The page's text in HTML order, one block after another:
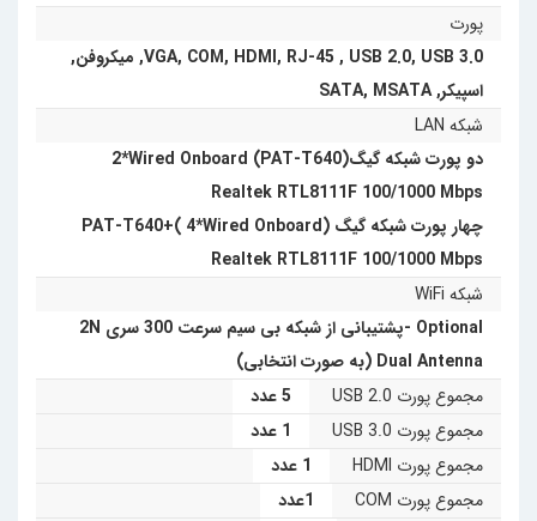
کوچک را به خود اختصاص داده است.پورت
VGA, COM, HDMI, RJ-45 , USB 2.0, USB 3.0
, میکروفن,
اسپیکر,
SATA, MSATA
شبکه LAN
دو پورت شبکه گیگ(PAT-T640) 2*Wired Onboard
Realtek RTL8111F 100/1000 Mbps
چهار پورت شبکه گیگ (PAT-T640+( 4*Wired Onboard
Realtek RTL8111F 100/1000 Mbps
شبکه WiFi
Optional -پشتیبانی از شبکه بی سیم سرعت 300 سری 2N
Dual Antenna (به صورت انتخابی)
مجموع پورت USB 2.0
5 عدد
مجموع پورت USB 3.0
1 عدد
مجموع پورت HDMI
1 عدد
مجموع پورت COM
1عدد